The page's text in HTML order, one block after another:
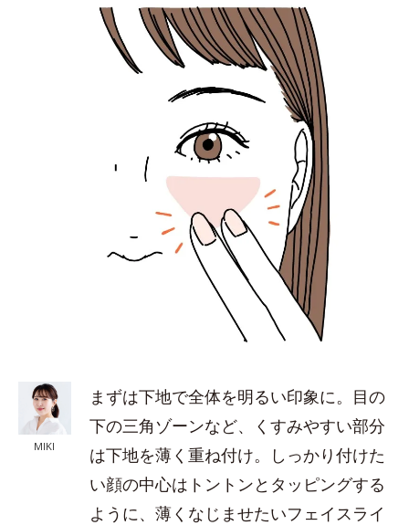
MIKI
まずは下地で全体を明るい印象に。目の
下の三角ゾーンなど、くすみやすい部分
は下地を薄く重ね付け。しっかり付けた
い顔の中心はトントンとタッピングする
ように、薄くなじませたいフェイスライ